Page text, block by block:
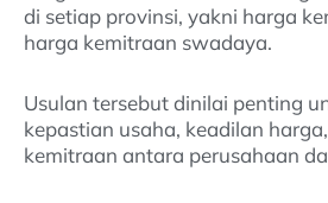
di setiap provinsi, yakni harga
harga kemitraan swadaya.
Usulan tersebut dinilai penting
kepastian usaha, keadilan
kemitraan antara perusahaan